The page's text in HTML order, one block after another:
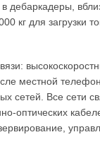
дебаркадеры,
кг для загрузки
местной
сетей. Все сети
оптических